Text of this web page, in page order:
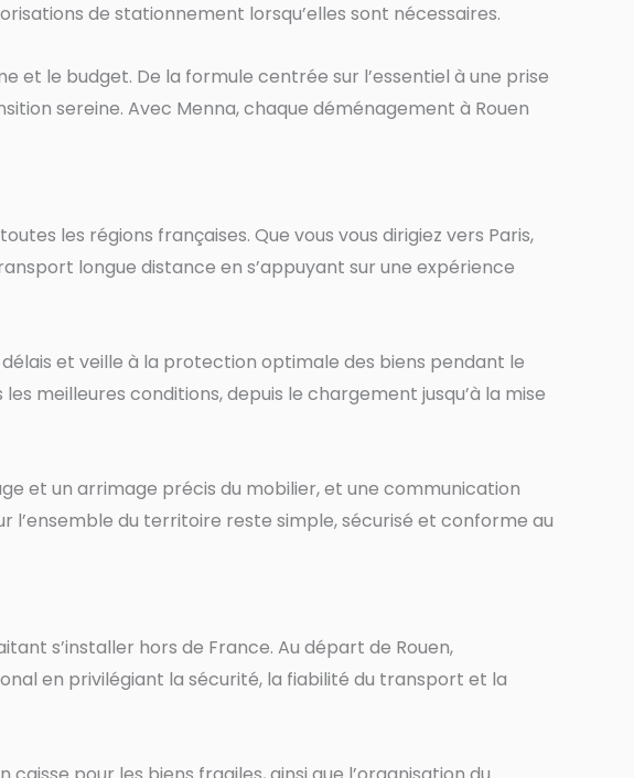
de stationnement lorsqu’elles sont nécessaires.
et le budget. De la formule centrée sur l’essentiel à une prise
sereine. Avec Menna, chaque déménagement à Rouen
les régions françaises. Que vous vous dirigiez vers Paris,
longue distance en s’appuyant sur une expérience
et veille à la protection optimale des biens pendant le
meilleures conditions, depuis le chargement jusqu’à la mise
et un arrimage précis du mobilier, et une communication
du territoire reste simple, sécurisé et conforme au
s’installer hors de France. Au départ de Rouen,
en privilégiant la sécurité, la fiabilité du transport et la